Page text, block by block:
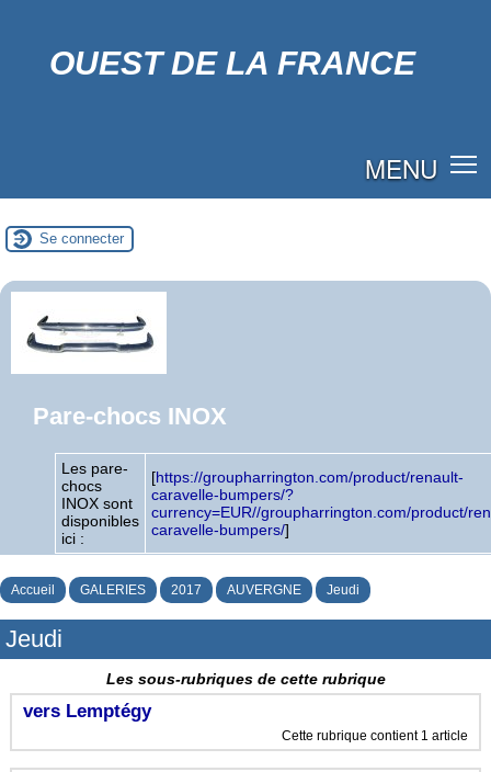
OUEST DE LA FRANCE
MENU
Se connecter
Pare-chocs INOX
Les pare-
chocs
INOX sont
disponibles
ici :
[https://groupharrington.com/product/renault-
caravelle-bumpers/?
currency=EUR//groupharrington.com/product/
caravelle-bumpers/]
Accueil GALERIES 2017 AUVERGNE Jeudi
Jeudi
Les sous-rubriques de cette rubrique
vers Lemptégy
Cette rubrique contient 1 article